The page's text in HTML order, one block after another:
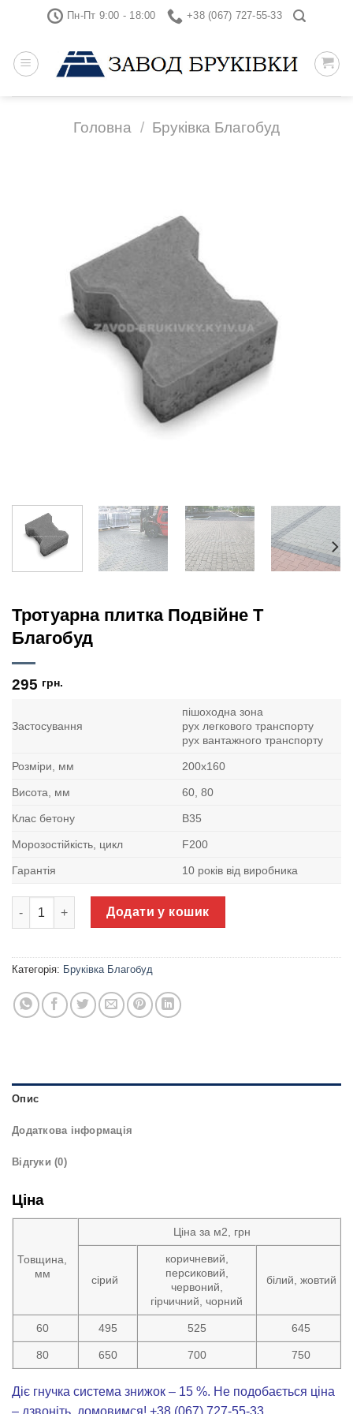
content
Пн-Пт 9:00 - 18:00 +38 (067) 727-55-33
Головна / Бруківка Благобуд
Тротуарна плитка Подвійне Т
Благобуд
295 грн.
Застосування
пішоходна зона
рух легкового транспорту
рух вантажного транспорту
Розміри, мм 200х160
Висота, мм 60, 80
Клас бетону В35
Морозостійкість, цикл F200
Гарантія 10 років від виробника
Тротуарна плитка Подвійне Т Благобуд кількість
Додати у кошик
Категорія: Бруківка Благобуд
Опис
Додаткова інформація
Відгуки (0)
Ціна
Товщина,
мм
Ціна за м2, грн
сірий
коричневий,
персиковий,
червоний,
гірчичний, чорний
білий, жовтий
60 495 525 645
80 650 700 750
Діє гнучка система знижок – 15 %. Не подобається ціна
– дзвоніть, домовимся! +38 (067) 727-55-33